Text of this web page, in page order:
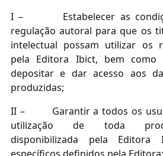
I –
Estabelecer as
regulação autoral para que os
intelectual possam utilizar os
pela Editora Ibict, bem
depositar e dar acesso aos
produzidas;
II –
Garantir a todos os
utilização de toda
disponibilizada pela Editora